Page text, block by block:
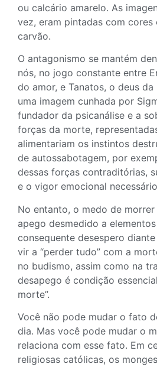
ou calcário amarelo. As
vez, eram pintadas com cores
carvão.
O antagonismo se mantém
nós, no jogo constante entre
do amor, e Tanatos, o deus
uma imagem cunhada por
fundador da psicanálise e a
forças da morte,
alimentariam os instintos
de autossabotagem, por
dessas forças contraditórias,
e o vigor emocional
No entanto, o medo de
apego desmedido a
consequente desespero
vir a “perder tudo” com a
no budismo, assim como na
desapego é condição
morte”.
Você não pode mudar o fato
dia. Mas você pode mudar o
relaciona com esse fato. Em
religiosas católicas, os